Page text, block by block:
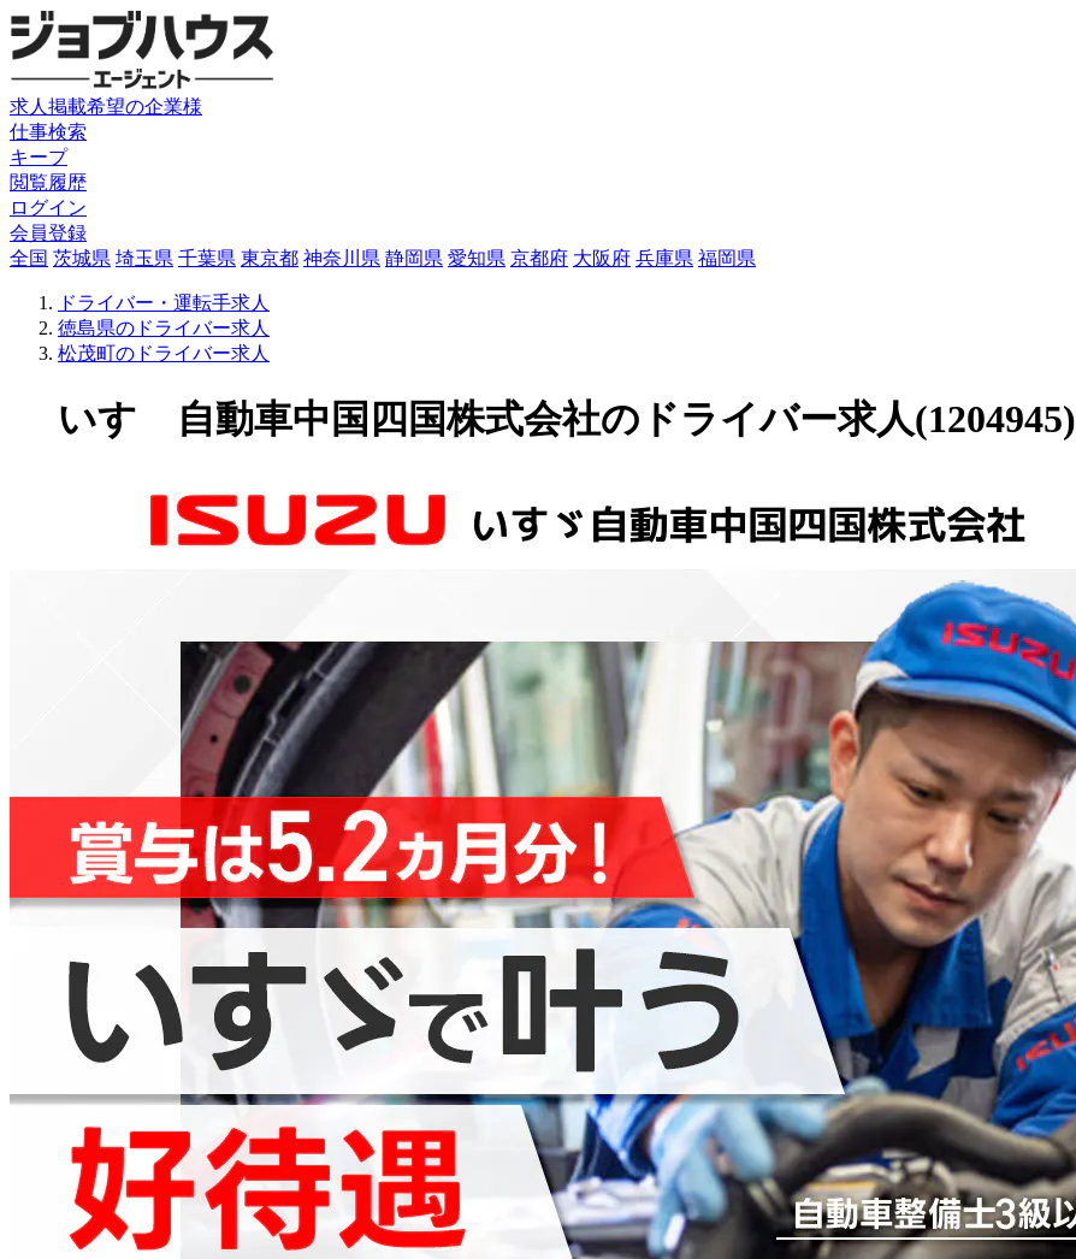
求人掲載希望の企業様
仕事検索
キープ
閲覧履歴
ログイン
会員登録
全国 茨城県 埼玉県 千葉県 東京都 神奈川県 静岡県 愛知県 京都府 大阪府 兵庫県 福岡県
ドライバー・運転手求人
徳島県のドライバー求人
松茂町のドライバー求人
いすゞ自動車中国四国株式会社のドライバー求人(1204945)